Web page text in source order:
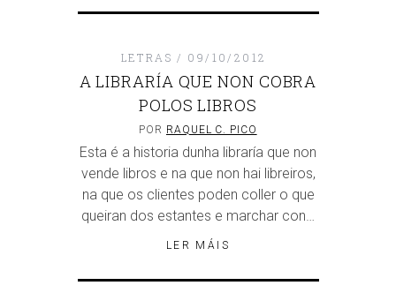
LETRAS 09/10/2012
A LIBRARÍA QUE NON COBRA
POLOS LIBROS
POR RAQUEL C. PICO
Esta é a historia dunha libraría que non
vende libros e na que non hai libreiros,
na que os clientes poden coller o que
queiran dos estantes e marchar con…
LER MÁIS